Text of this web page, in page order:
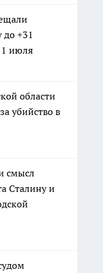
до +31
июля
области
убийство в
смысл
Сталину и